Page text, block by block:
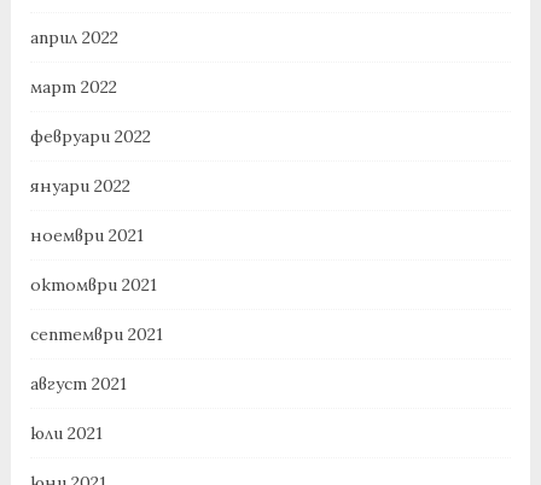
април 2022
март 2022
февруари 2022
януари 2022
ноември 2021
октомври 2021
септември 2021
август 2021
юли 2021